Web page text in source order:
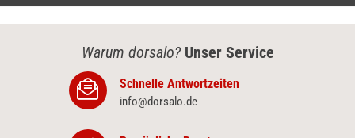
Warum dorsalo? Unser Service
Schnelle Antwortzeiten
info@dorsalo.de